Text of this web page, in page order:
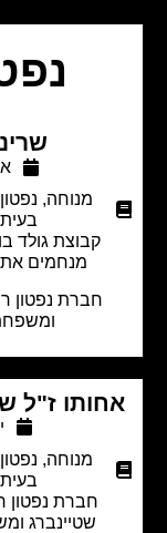
שרינה
אפריל 7, 2022
מנוחה
נפטון רולן,
בעיתון
קבוצת גולד בונד,
מנחמים את גל
חברת נפטון רולן
ומשפחתו על
ז"ל של
מנוחה
נפטון רולן,
בעיתון
חברת נפטון רולן
שטיינברג ומשפחתו